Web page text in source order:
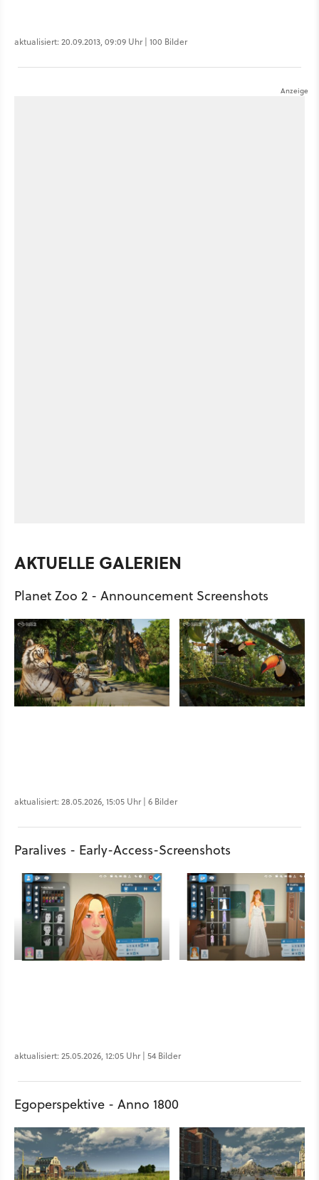
aktualisiert: 20.09.2013, 09:09 Uhr | 100 Bilder
AKTUELLE GALERIEN
Planet Zoo 2 - Announcement Screenshots
aktualisiert: 28.05.2026, 15:05 Uhr | 6 Bilder
Paralives - Early-Access-Screenshots
aktualisiert: 25.05.2026, 12:05 Uhr | 54 Bilder
Egoperspektive - Anno 1800